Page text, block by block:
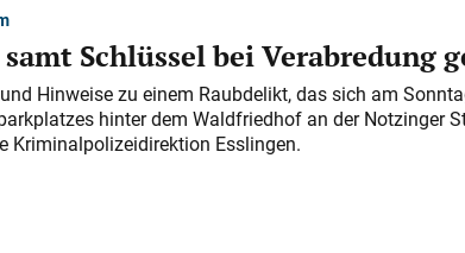
samt Schlüssel bei Verabredung
Hinweise zu einem Raubdelikt, das sich am
hinter dem Waldfriedhof an der Notzinger
Kriminalpolizeidirektion Esslingen.